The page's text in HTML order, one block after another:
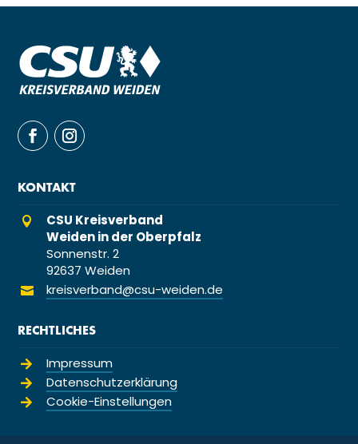
KONTAKT

CSU Kreisverband
Weiden in der Oberpfalz
Sonnenstr. 2
92637 Weiden
 kreisverband@csu-weiden.de
RECHTLICHES
 Impressum
 Datenschutzerklärung
 Cookie-Einstellungen